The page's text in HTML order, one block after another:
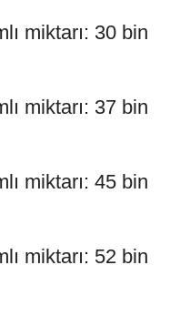
miktarı: 30 bin
miktarı: 37 bin
miktarı: 45 bin
miktarı: 52 bin